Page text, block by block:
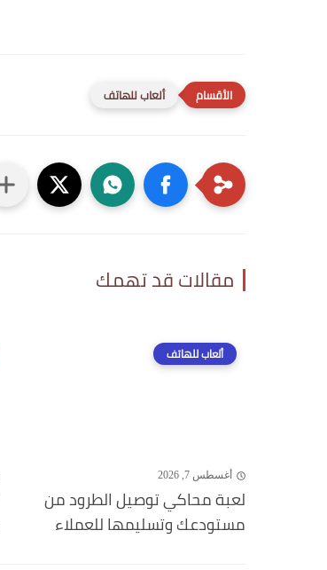
ألعاب للهاتف
مقالات قد تهمك
ألعاب للهاتف
أغسطس 7, 2026
لعبة محاكي توصيل الطرود من
مستودعك وتسليمها للعملاء